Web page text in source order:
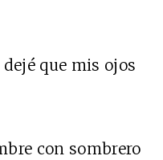
que mis ojos
con sombrero